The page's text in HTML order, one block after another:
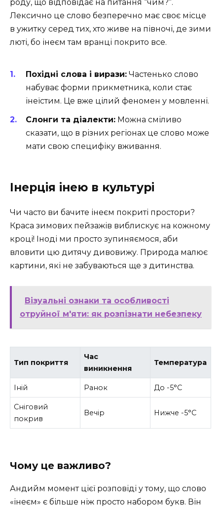
роду, що відповідає на питання “чим?”.
Лексично це слово безперечно має своє місце
в ужитку серед тих, хто живе на півночі, де зими
люті, бо інеєм там вранці покрито все.
Похідні слова і вирази: Частенько слово
набуває форми прикметника, коли стає
інеїстим. Це вже цілий феномен у мовленні.
Слонги та діалекти: Можна сміливо
сказати, що в різних регіонах це слово може
мати свою специфіку вживання.
Інерція інею в культурі
Чи часто ви бачите інеєм покриті простори?
Краса зимових пейзажів виблискує на кожному
кроці! Іноді ми просто зупиняємося, аби
вловити цю дитячу дивовижу. Природа малює
картини, які не забуваються ще з дитинства.
Візуальні ознаки та особливості
отруйної м'яти: як розпізнати небезпеку
Тип покриття
Час
виникнення
Температура
Іній Ранок До -5°C
Сніговий
покрив
Вечір Нижче -5°C
Чому це важливо?
Андийм момент цієї розповіді у тому, що слово
«інеєм» є більше ніж просто набором букв. Він